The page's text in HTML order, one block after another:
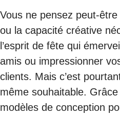
Vous ne pensez peut-
ou la capacité créative
l’esprit de fête qui
amis ou impressionner
clients. Mais c’est
même souhaitable.
modèles de conception